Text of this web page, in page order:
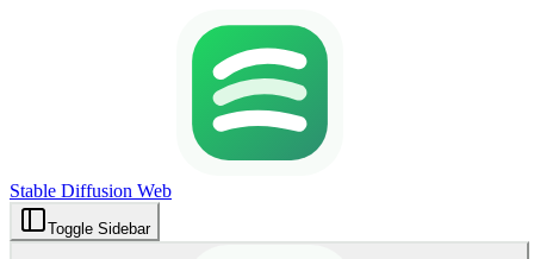
Stable Diffusion Web
Toggle Sidebar